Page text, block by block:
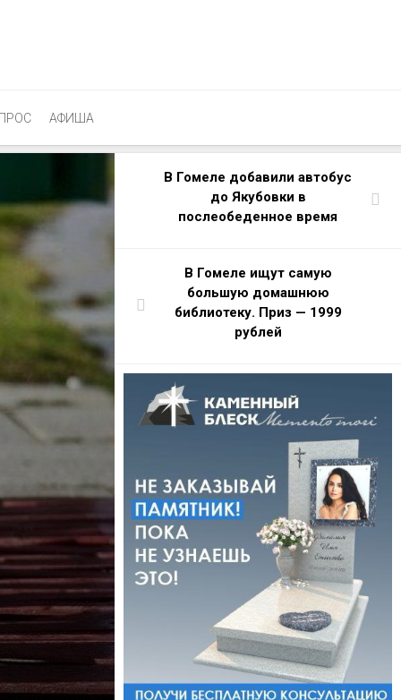
АФИША
В Гомеле добавили автобус
до Якубовки в
послеобеденное время
В Гомеле ищут самую
большую домашнюю
библиотеку. Приз — 1999
рублей